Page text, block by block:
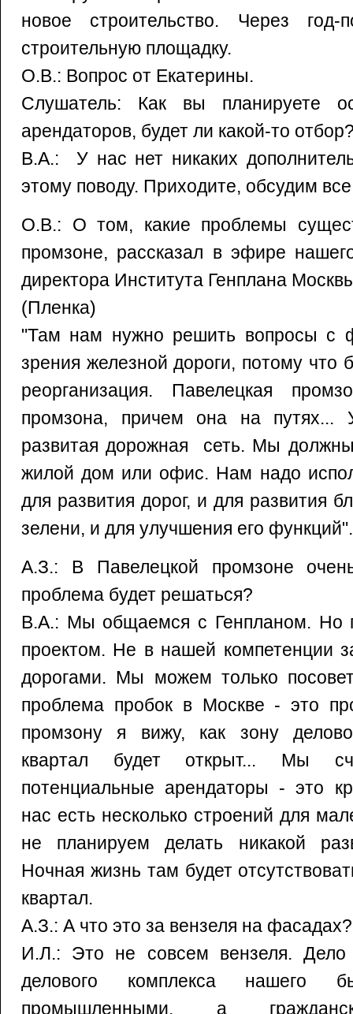
новое строительство. Через
строительную площадку.
О.В.: Вопрос от Екатерины.
Слушатель: Как вы планируете
арендаторов, будет ли какой-то
В.А.: У нас нет никаких
этому поводу. Приходите, обсудим
О.В.: О том, какие проблемы
промзоне, рассказал в эфире
директора Института Генплана
(Пленка)
"Там нам нужно решить вопросы с
зрения железной дороги, потому что
реорганизация. Павелецкая
промзона, причем она на путях...
развитая дорожная сеть. Мы
жилой дом или офис. Нам надо
для развития дорог, и для развития
зелени, и для улучшения его функций".
А.З.: В Павелецкой промзоне
проблема будет решаться?
В.А.: Мы общаемся с Генпланом. Но
проектом. Не в нашей компетенции
дорогами. Мы можем только
проблема пробок в Москве - это
промзону я вижу, как зону
квартал будет открыт... Мы
потенциальные арендаторы - это
нас есть несколько строений для
не планируем делать никакой
Ночная жизнь там будет
квартал.
А.З.: А что это за вензеля на фасадах?
И.Л.: Это не совсем вензеля.
делового комплекса нашего
промышленными, а